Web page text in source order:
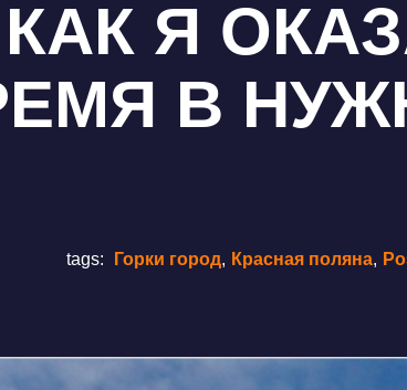
КАК Я
В
tags: Горки город, Красная поляна,